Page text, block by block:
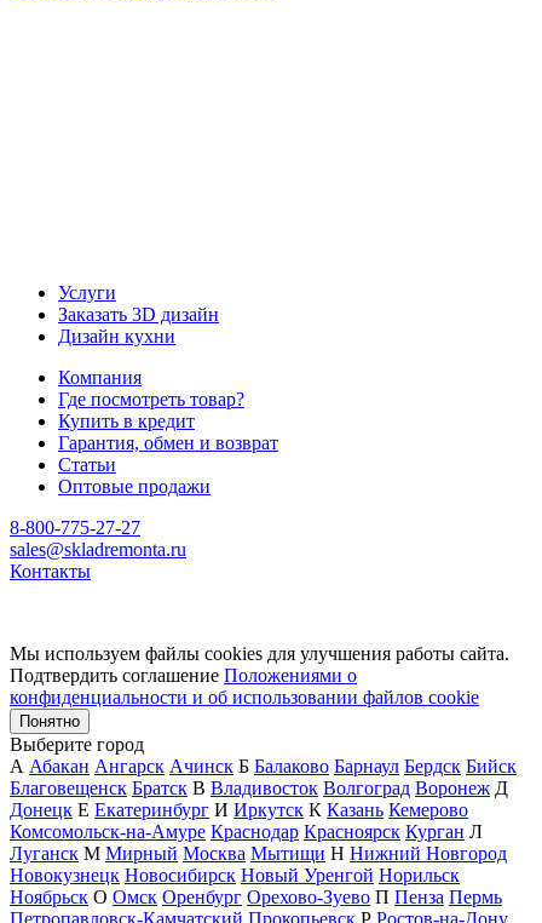
Услуги
Заказать 3D дизайн
Дизайн кухни
Компания
Где посмотреть товар?
Купить в кредит
Гарантия, обмен и возврат
Статьи
Оптовые продажи
8-800-775-27-27
sales@skladremonta.ru
Контакты
Мы используем файлы cookies для улучшения работы сайта.
Подтвердить соглашение Положениями о
конфиденциальности и об использовании файлов cookie
Понятно
Выберите город
А Абакан Ангарск Ачинск Б Балаково Барнаул Бердск Бийск
Благовещенск Братск В Владивосток Волгоград Воронеж Д
Донецк Е Екатеринбург И Иркутск К Казань Кемерово
Комсомольск-на-Амуре Краснодар Красноярск Курган Л
Луганск М Мирный Москва Мытищи Н Нижний Новгород
Новокузнецк Новосибирск Новый Уренгой Норильск
Ноябрьск О Омск Оренбург Орехово-Зуево П Пенза Пермь
Петропавловск-Камчатский Прокопьевск Р Ростов-на-Дону